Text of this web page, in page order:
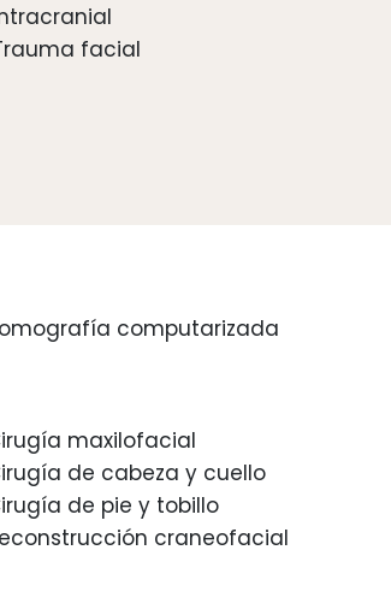
facial
computarizada
maxilofacial
de cabeza y cuello
de pie y tobillo
craneofacial